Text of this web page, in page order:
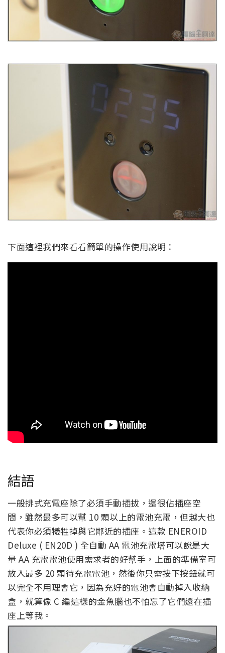
下面這裡我們來看看簡單的操作使用說明：
結語
一般排式充電座除了必須手動插拔，還很佔插座空
間，雖然最多可以幫 10 顆以上的電池充電，但越大也
代表你必須犧牲掉與它鄰近的插座。這款 ENEROID
Deluxe ( EN20D ) 全自動 AA 電池充電塔可以說是大
量 AA 充電電池使用需求者的好幫手，上面的準備室可
放入最多 20 顆待充電電池，然後你只需按下按鈕就可
以完全不用理會它，因為充好的電池會自動掉入收納
盒，就算像 C 編這樣的金魚腦也不怕忘了它們還在插
座上等我。